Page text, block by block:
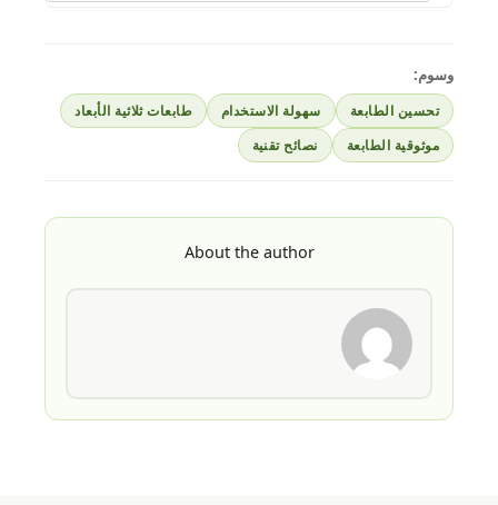
وسوم:
تحسين الطابعة سهولة الاستخدام
طابعات ثلاثية الأبعاد
موثوقية الطابعة
نصائح تقنية
About the author